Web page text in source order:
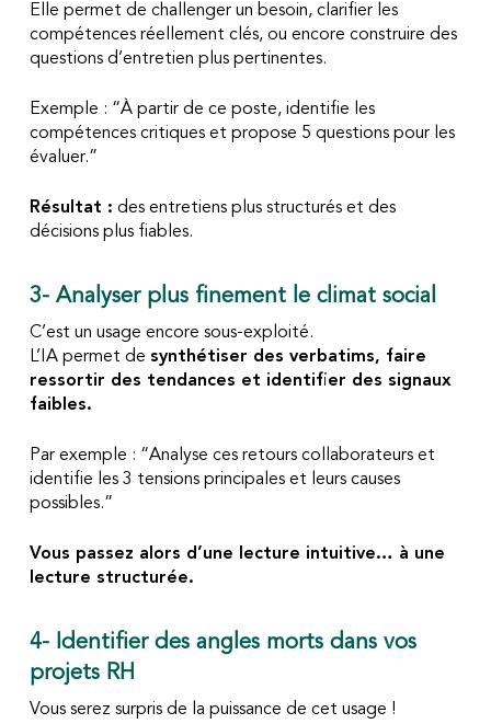
Elle permet de challenger un besoin, clarifier les
compétences réellement clés, ou encore construire des
questions d’entretien plus pertinentes.
Exemple : “À partir de ce poste, identifie les
compétences critiques et propose 5 questions pour les
évaluer.”
Résultat : des entretiens plus structurés et des
décisions plus fiables.
3- Analyser plus finement le climat social
C’est un usage encore sous-exploité.
L’IA permet de synthétiser des verbatims, faire
ressortir des tendances et identifier des signaux
faibles.
Par exemple : “Analyse ces retours collaborateurs et
identifie les 3 tensions principales et leurs causes
possibles.”
Vous passez alors d’une lecture intuitive… à une
lecture structurée.
4- Identifier des angles morts dans vos
projets RH
Vous serez surpris de la puissance de cet usage !